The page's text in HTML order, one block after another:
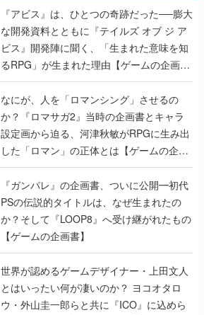
『アビス』は、ひとつの奇跡だった──膨大
な開発資料とともに『テイルズ オブ ジ ア
ビス』開発陣に聞く、「生まれた意味を知
るRPG」が生まれた理由【ゲームの企画
書】
なにが、人を「ロマンシング」させるの
か？『ロマサガ2』当時の企画書とキャラ
設定画から迫る、河津秋敏がRPGに生み出
した「ロマン」の正体とは【ゲームの企画
書】
『ガンパレ』の企画書、ついに公開━初代
PSの伝説的タイトルは、なぜ生まれたの
か？そして『LOOP8』へ受け継がれたもの
【ゲームの企画書】
世界が認めるゲームデザイナー・上田文人
とはいったい何が凄いのか？ ヨコオタロ
ウ・外山圭一郎らと共に『ICO』に込めら